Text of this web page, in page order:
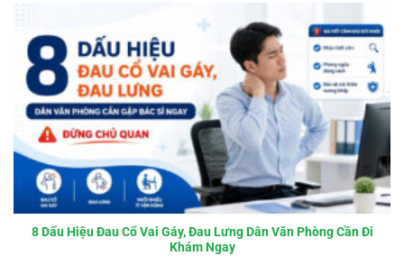
8 Dấu Hiệu Đau Cổ Vai Gáy, Đau Lưng Dân Văn Phòng Cần Đi
Khám Ngay